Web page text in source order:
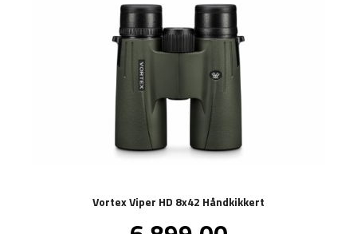
Vortex Viper HD 8x42 Håndkikkert